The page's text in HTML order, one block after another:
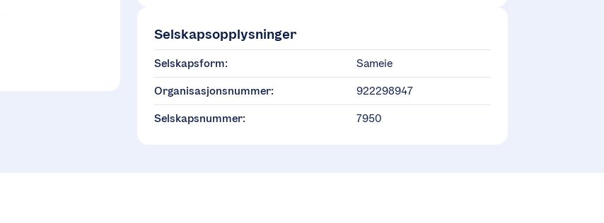
Selskapsopplysninger
Selskapsform: Sameie
Organisasjonsnummer: 922298947
Selskapsnummer: 7950